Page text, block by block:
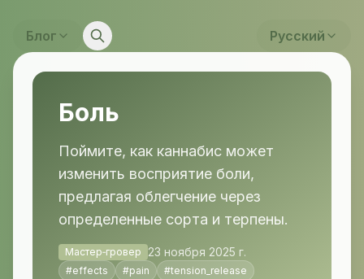
Блог Русский
Боль
Поймите, как каннабис может
изменить восприятие боли,
предлагая облегчение через
определенные сорта и терпены.
Мастер‑гровер 23 ноября 2025 г.
#effects #pain #tension_release